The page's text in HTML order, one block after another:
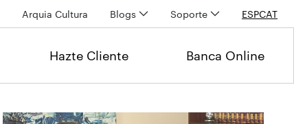
Arquia Cultura Blogs Soporte ESPCAT
Hazte Cliente Banca Online